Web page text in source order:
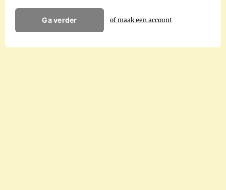
Ga verder of maak een account